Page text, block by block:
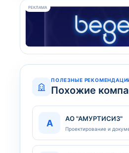
РЕКЛАМА
ПОЛЕЗНЫЕ
Похожие
А АО "АМУРТИСИЗ"
Проектирование и